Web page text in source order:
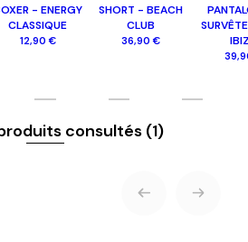
- ENERGY
CLASSIQUE
12,90 €
SHORT - BEACH
CLUB
36,90 €
consultés (1)